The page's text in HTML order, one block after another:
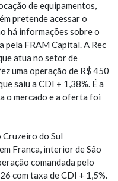
de equipamentos,
pretende acessar o
há informações sobre o
pela FRAM Capital. A Rec
atua no setor de
uma operação de R$ 450
saiu a CDI + 1,38%. É a
o mercado e a oferta foi
Cruzeiro do Sul
Franca, interior de São
comandada pelo
com taxa de CDI + 1,5%.